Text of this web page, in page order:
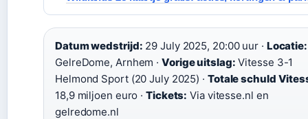
Datum wedstrijd: 29 July 2025, 20:00 uur · Locatie:
GelreDome, Arnhem · Vorige uitslag: Vitesse 3-1
Helmond Sport (20 July 2025) · Totale schuld
18,9 miljoen euro ·Tickets: Via vitesse.nl en
gelredome.nl